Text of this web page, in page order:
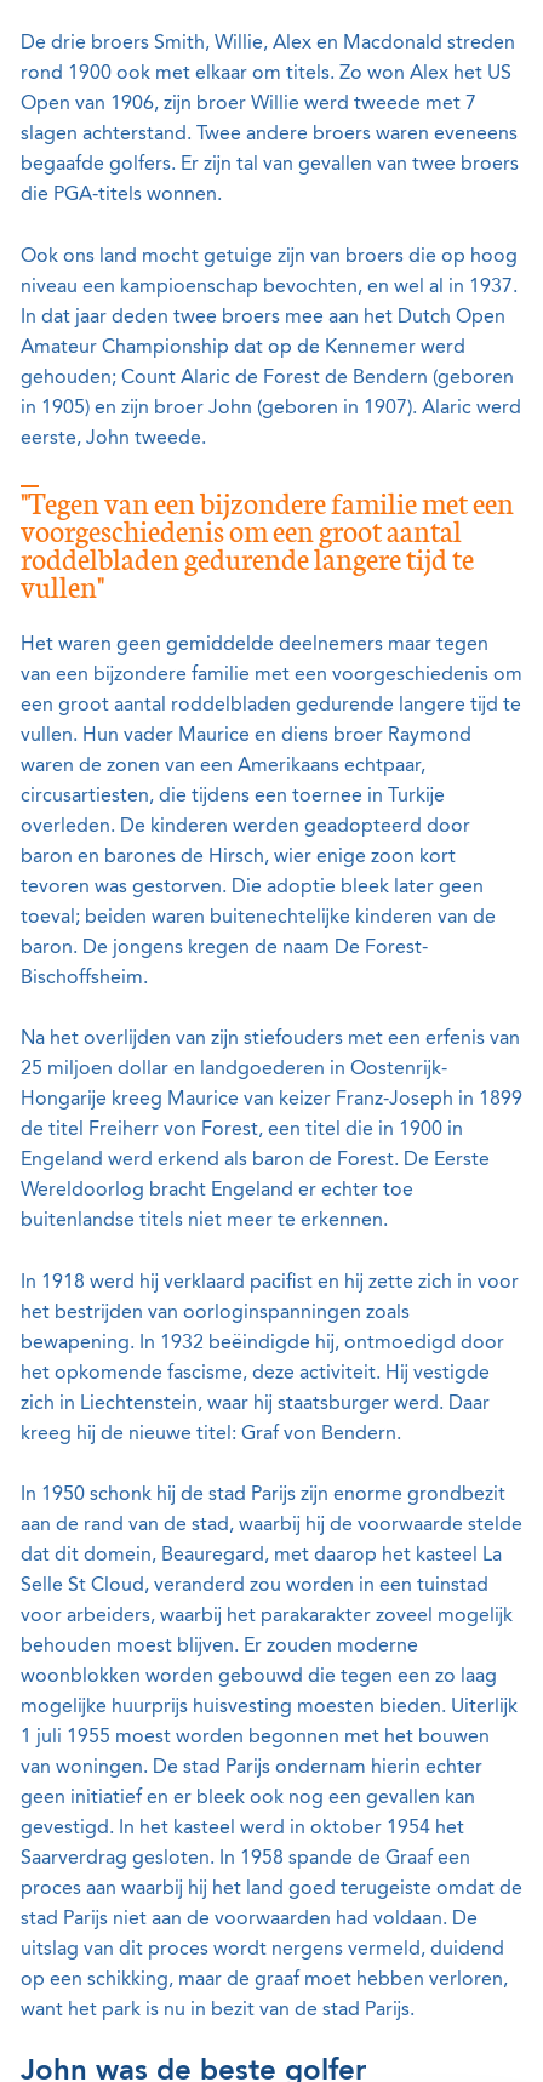
De drie broers Smith, Willie, Alex en Macdonald streden
rond 1900 ook met elkaar om titels. Zo won Alex het US
Open van 1906, zijn broer Willie werd tweede met 7
slagen achterstand. Twee andere broers waren eveneens
begaafde golfers. Er zijn tal van gevallen van twee broers
die PGA-titels wonnen.
Ook ons land mocht getuige zijn van broers die op hoog
niveau een kampioenschap bevochten, en wel al in 1937.
In dat jaar deden twee broers mee aan het Dutch Open
Amateur Championship dat op de Kennemer werd
gehouden; Count Alaric de Forest de Bendern (geboren
in 1905) en zijn broer John (geboren in 1907). Alaric werd
eerste, John tweede.
"Tegen van een bijzondere familie met een
voorgeschiedenis om een groot aantal
roddelbladen gedurende langere tijd te
vullen"
Het waren geen gemiddelde deelnemers maar tegen
van een bijzondere familie met een voorgeschiedenis om
een groot aantal roddelbladen gedurende langere tijd te
vullen. Hun vader Maurice en diens broer Raymond
waren de zonen van een Amerikaans echtpaar,
circusartiesten, die tijdens een toernee in Turkije
overleden. De kinderen werden geadopteerd door
baron en barones de Hirsch, wier enige zoon kort
tevoren was gestorven. Die adoptie bleek later geen
toeval; beiden waren buitenechtelijke kinderen van de
baron. De jongens kregen de naam De Forest-
Bischoffsheim.
Na het overlijden van zijn stiefouders met een erfenis van
25 miljoen dollar en landgoederen in Oostenrijk-
Hongarije kreeg Maurice van keizer Franz-Joseph in 1899
de titel Freiherr von Forest, een titel die in 1900 in
Engeland werd erkend als baron de Forest. De Eerste
Wereldoorlog bracht Engeland er echter toe
buitenlandse titels niet meer te erkennen.
In 1918 werd hij verklaard pacifist en hij zette zich in voor
het bestrijden van oorloginspanningen zoals
bewapening. In 1932 beëindigde hij, ontmoedigd door
het opkomende fascisme, deze activiteit. Hij vestigde
zich in Liechtenstein, waar hij staatsburger werd. Daar
kreeg hij de nieuwe titel: Graf von Bendern.
In 1950 schonk hij de stad Parijs zijn enorme grondbezit
aan de rand van de stad, waarbij hij de voorwaarde stelde
dat dit domein, Beauregard, met daarop het kasteel La
Selle St Cloud, veranderd zou worden in een tuinstad
voor arbeiders, waarbij het parakarakter zoveel mogelijk
behouden moest blijven. Er zouden moderne
woonblokken worden gebouwd die tegen een zo laag
mogelijke huurprijs huisvesting moesten bieden. Uiterlijk
1 juli 1955 moest worden begonnen met het bouwen
van woningen. De stad Parijs ondernam hierin echter
geen initiatief en er bleek ook nog een gevallen kan
gevestigd. In het kasteel werd in oktober 1954 het
Saarverdrag gesloten. In 1958 spande de Graaf een
proces aan waarbij hij het land goed terugeiste omdat de
stad Parijs niet aan de voorwaarden had voldaan. De
uitslag van dit proces wordt nergens vermeld, duidend
op een schikking, maar de graaf moet hebben verloren,
want het park is nu in bezit van de stad Parijs.
John was de beste golfer